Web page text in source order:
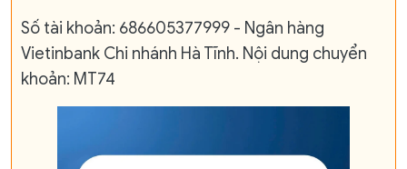
Số tài khoản: 686605377999 - Ngân hàng
Vietinbank Chi nhánh Hà Tĩnh. Nội dung chuyển
khoản: MT74